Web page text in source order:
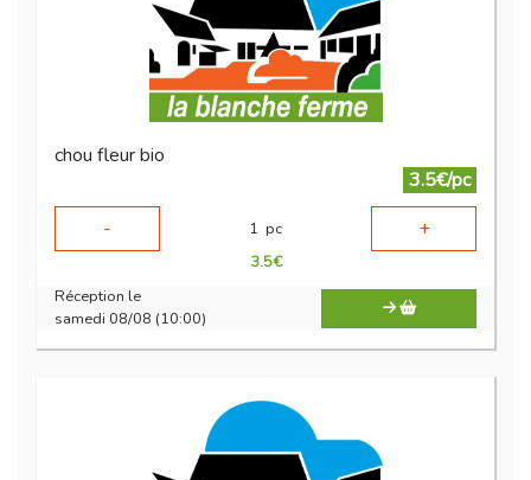
chou fleur bio
3.5€/pc
-
1 pc +
3.5€
Réception le
samedi 08/08 (10:00)